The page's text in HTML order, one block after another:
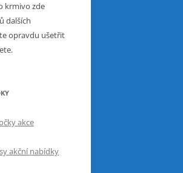
krmivo zde
dalších
opravdu ušetřit
akce
akční nabídky